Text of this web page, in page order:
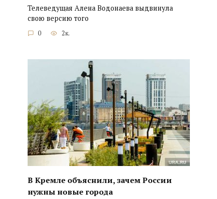
Телеведущая Алена Водонаева выдвинула
свою версию того
0 2к.
В Кремле объяснили, зачем России
нужны новые города